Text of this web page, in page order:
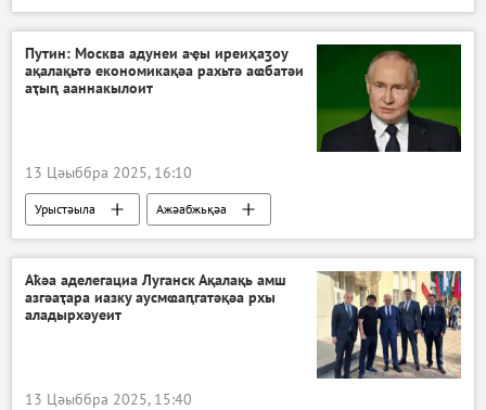
Путин: Москва адунеи аҿы иреиҳаӡоу
ақалақьтә економикақәа рахьтә аҩбатәи
аҭыԥ ааннакылоит
13 Цәыббра 2025, 16:10
Урыстәыла
Ажәабжьқәа
Владимир Путин
Аҟәа аделегациа Луганск Ақалақь амш
азгәаҭара иазку аусмҩаԥгатәқәа рхы
аладырхәуеит
13 Цәыббра 2025, 15:40